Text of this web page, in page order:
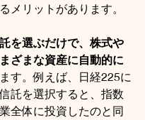
メリットがあります。
を選ぶだけで、株式や
ざまな資産に自動的に
す。例えば、日経225に
託を選択すると、指数
全体に投資したのと同